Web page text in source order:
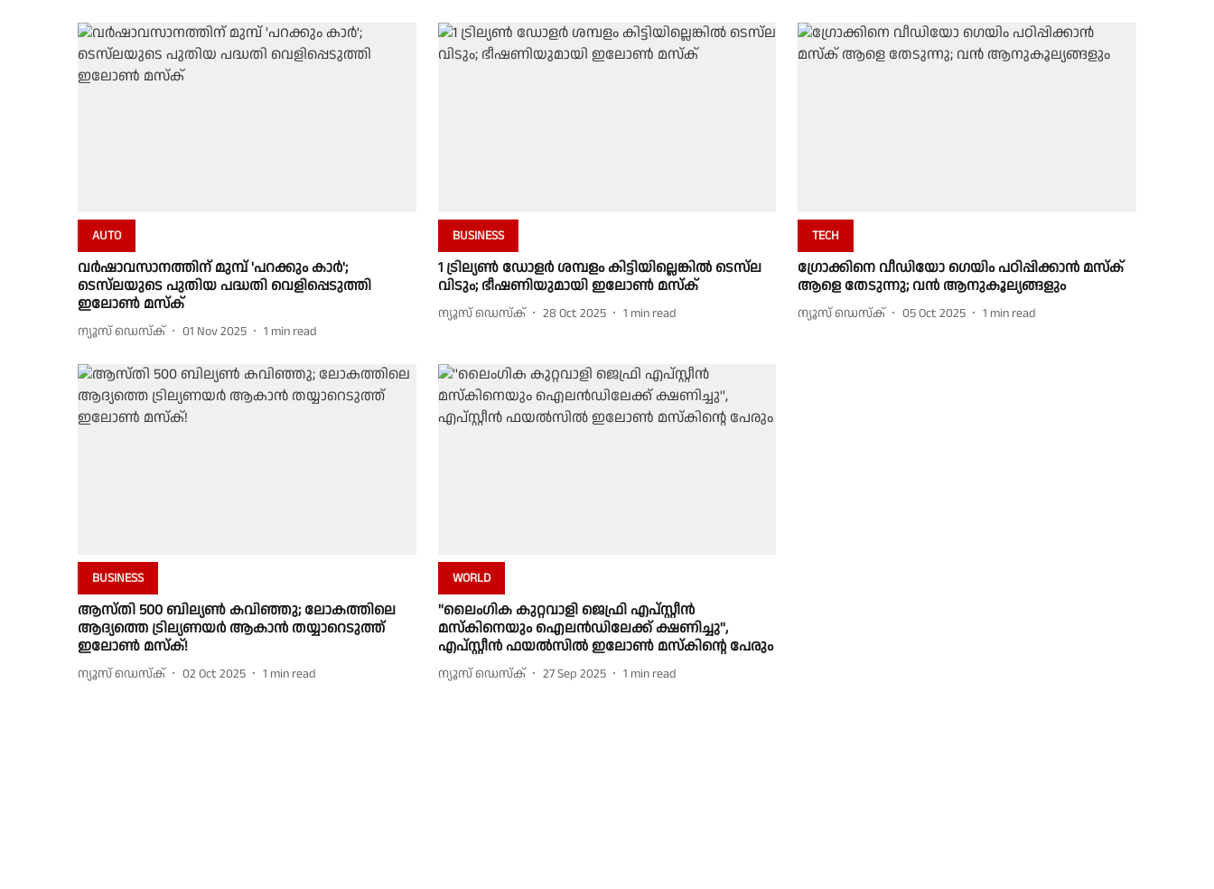
AUTO
വർഷാവസാനത്തിന് മുമ്പ് 'പറക്കും കാർ';
ടെസ്‌ലയുടെ പുതിയ പദ്ധതി വെളിപ്പെടുത്തി
ഇലോൺ മസ്‌ക്
ന്യൂസ് ഡെസ്ക് 01 Nov 2025 1 min read
BUSINESS
1 ട്രില്യൺ ഡോളർ ശമ്പളം കിട്ടിയില്ലെങ്കിൽ ടെസ്‌ല
വിടും; ഭീഷണിയുമായി ഇലോൺ മസ്ക്
ന്യൂസ് ഡെസ്ക് 28 Oct 2025 1 min read
TECH
ഗ്രോക്കിനെ വീഡിയോ ഗെയിം പഠിപ്പിക്കാന്‍ മസ്‌ക്
ആളെ തേടുന്നു; വന്‍ ആനുകൂല്യങ്ങളും
ന്യൂസ് ഡെസ്ക് 05 Oct 2025 1 min read
BUSINESS
ആസ്തി 500 ബില്യൺ കവിഞ്ഞു; ലോകത്തിലെ
ആദ്യത്തെ ട്രില്യണയർ ആകാൻ തയ്യാറെടുത്ത്
ഇലോൺ മസ്ക്!
ന്യൂസ് ഡെസ്ക് 02 Oct 2025 1 min read
WORLD
''ലൈംഗിക കുറ്റവാളി ജെഫ്രി എപ്സ്റ്റീന്‍
മസ്കിനെയും ഐലൻഡിലേക്ക് ക്ഷണിച്ചു'',
എപ്‌സ്റ്റീന്‍ ഫയല്‍സില്‍ ഇലോണ്‍ മസ്‌കിന്റെ പേരും
ന്യൂസ് ഡെസ്ക് 27 Sep 2025 1 min read